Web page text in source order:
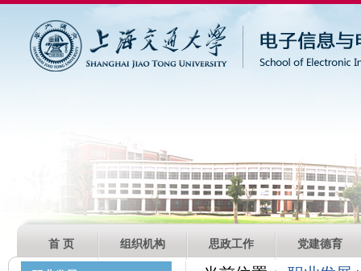
首 页 组织机构 思政工作 党建德育